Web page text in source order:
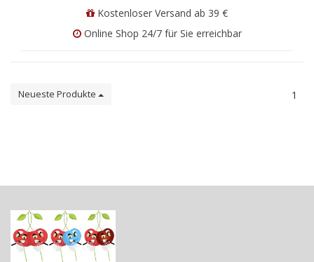
Kostenloser Versand ab 39 €
Online Shop 24/7 für Sie erreichbar
Neueste Produkte 1